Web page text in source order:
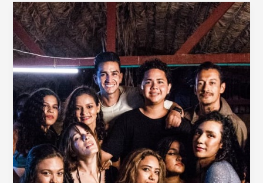
Estrenarán
‘Esperando
el
milagro’,
serie
grabada
en
Valledupar